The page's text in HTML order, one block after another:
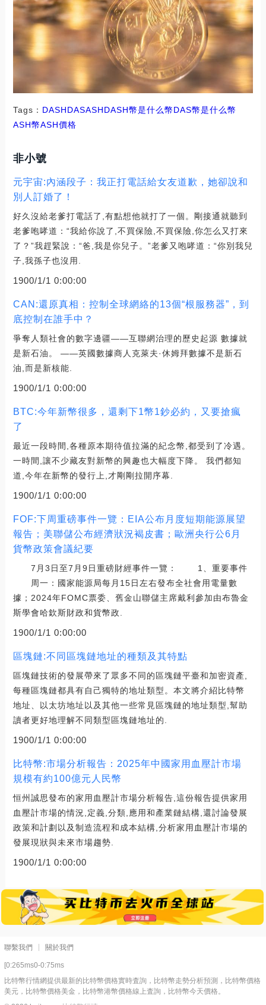
Tags： DASHDASASHDASH幣是什么幣DAS幣是什么幣
ASH幣ASH價格
非小號
元宇宙:內涵段子：我正打電話給女友道歉，她卻說和
別人訂婚了！
好久沒給老爹打電話了,有點想他就打了一個。剛接通就聽到
老爹咆哮道：“我給你說了,不買保險,不買保險,你怎么又打來
了？”我趕緊說：“爸,我是你兒子。”老爹又咆哮道：“你別我兒
子,我孫子也沒用.
1900/1/1 0:00:00
CAN:還原真相：控制全球網絡的13個“根服務器”，到
底控制在誰手中？
爭奪人類社會的數字邊疆——互聯網治理的歷史起源 數據就
是新石油。 ——英國數據商人克萊夫·休姆拜數據不是新石
油,而是新核能.
1900/1/1 0:00:00
BTC:今年新幣很多，還剩下1幣1鈔必約，又要搶瘋
了
最近一段時間,各種原本期待值拉滿的紀念幣,都受到了冷遇。
一時間,讓不少藏友對新幣的興趣也大幅度下降。 我們都知
道,今年在新幣的發行上,才剛剛拉開序幕.
1900/1/1 0:00:00
FOF:下周重磅事件一覽：EIA公布月度短期能源展望
報告；美聯儲公布經濟狀況褐皮書；歐洲央行公6月
貨幣政策會議紀要
7月3日至7月9日重磅財經事件一覽： 1、重要事件
周一：國家能源局每月15日左右發布全社會用電量數
據；2024年FOMC票委、舊金山聯儲主席戴利參加由布魯金
斯學會哈欽斯財政和貨幣政.
1900/1/1 0:00:00
區塊鏈:不同區塊鏈地址的種類及其特點
區塊鏈技術的發展帶來了眾多不同的區塊鏈平臺和加密資產,
每種區塊鏈都具有自己獨特的地址類型。本文將介紹比特幣
地址、以太坊地址以及其他一些常見區塊鏈的地址類型,幫助
讀者更好地理解不同類型區塊鏈地址的.
1900/1/1 0:00:00
比特幣:市場分析報告：2025年中國家用血壓計市場
規模有約100億元人民幣
恒州誠思發布的家用血壓計市場分析報告,這份報告提供家用
血壓計市場的情況,定義,分類,應用和產業鏈結構,還討論發展
政策和計劃以及制造流程和成本結構,分析家用血壓計市場的
發展現狀與未來市場趨勢.
1900/1/1 0:00:00
聯繫我們 關於我們
[0:265ms0-0:75ms
比特幣行情網提供最新的比特幣價格實時査詢，比特幣走勢分析預測，比特幣價格
美元，比特幣價格美金，比特幣港幣價格線上査詢，比特幣今天價格。